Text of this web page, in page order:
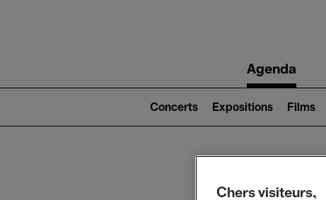
navigationAgenda
2)
Concerts Expositions Films
Chers visiteurs,